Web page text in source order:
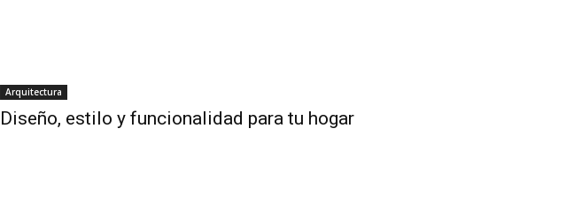
Arquitectura
Diseño, estilo y funcionalidad para tu hogar